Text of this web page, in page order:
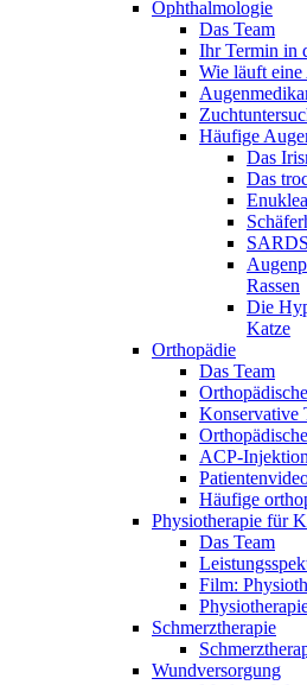
Ophthalmologie
Das Team
Ihr Termin in
Wie läuft eine
Häufige
Das
Das
SARDS
Rassen
Die
Katze
Orthopädie
Das Team
Konservative
ACP-
Häufige
Physiotherapie für
Das Team
Film:
Schmerztherapie
Wundversorgung